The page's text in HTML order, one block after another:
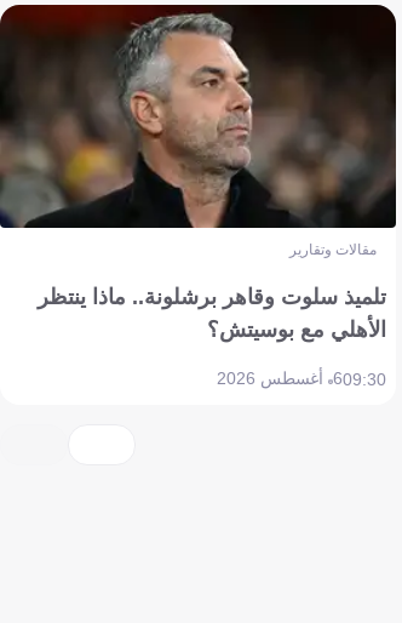
مقالات وتقارير
تلميذ سلوت وقاهر برشلونة.. ماذا ينتظر
الأهلي مع بوسيتش؟
09:306 أغسطس 2026